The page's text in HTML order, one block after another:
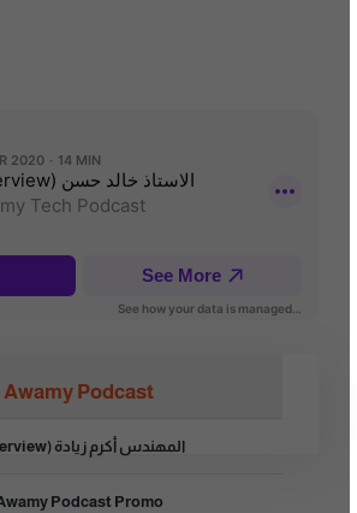
Awamy Podcast
المهندس أكرم زيادة (Interview)
Awamy Podcast Promo